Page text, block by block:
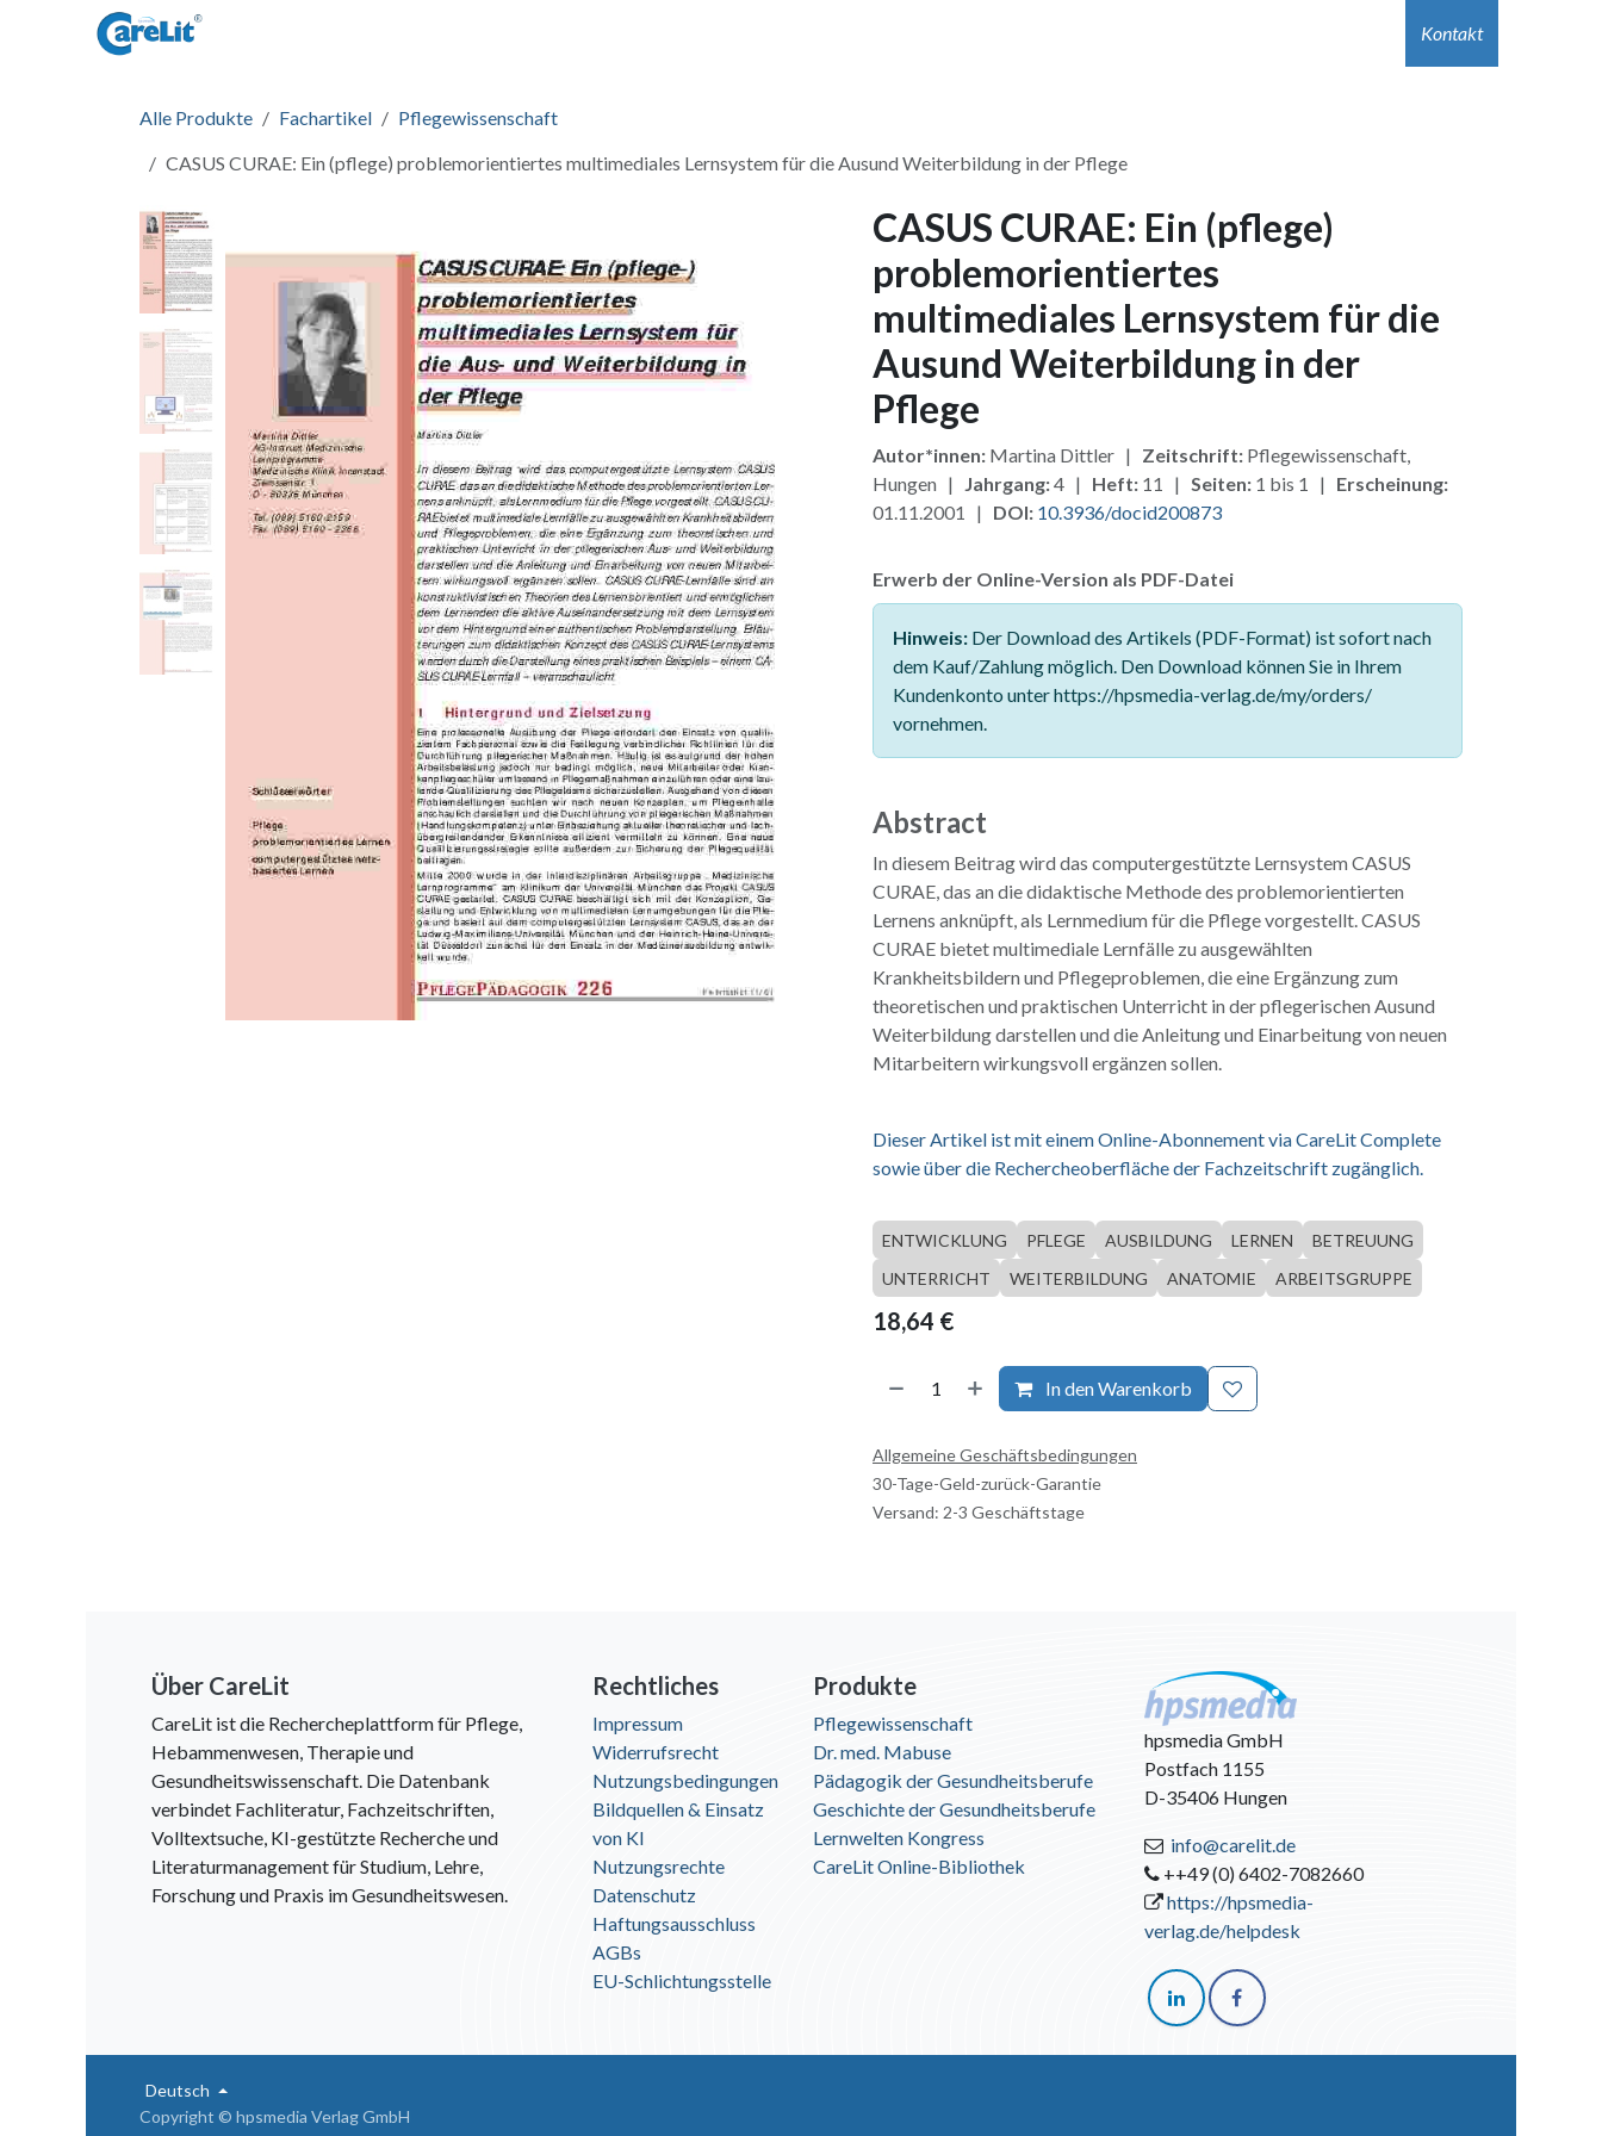
Zum Inhalt springen
Kontakt
Alle Produkte Fachartikel
Pflegewissenschaft
CASUS CURAE: Ein (pflege) problemorientiertes multimediales Lernsystem für die Ausund Weiterbildung in der Pflege
CASUS CURAE: Ein (pflege)
problemorientiertes
multimediales Lernsystem für die
Ausund Weiterbildung in der
Pflege
Autor*innen: Martina Dittler | Zeitschrift: Pflegewissenschaft,
Hungen | Jahrgang:4 | Heft: 11 | Seiten: 1 bis 1 | Erscheinung:
01.11.2001 | DOI: 10.3936/docid200873
Erwerb der Online-Version als PDF-Datei
Hinweis: Der Download des Artikels (PDF-Format) ist sofort nach
dem Kauf/Zahlung möglich. Den Download können Sie in Ihrem
Kundenkonto unter https://hpsmedia-verlag.de/my/orders/
vornehmen.
Abstract
In diesem Beitrag wird das computergestützte Lernsystem CASUS
CURAE, das an die didaktische Methode des problemorientierten
Lernens anknüpft, als Lernmedium für die Pflege vorgestellt. CASUS
CURAE bietet multimediale Lernfälle zu ausgewählten
Krankheitsbildern und Pflegeproblemen, die eine Ergänzung zum
theoretischen und praktischen Unterricht in der pflegerischen Ausund
Weiterbildung darstellen und die Anleitung und Einarbeitung von neuen
Mitarbeitern wirkungsvoll ergänzen sollen.
Dieser Artikel ist mit einem Online-Abonnement via CareLit Complete
sowie über die Rechercheoberfläche der Fachzeitschrift zugänglich.
ENTWICKLUNG PFLEGE AUSBILDUNG LERNEN
BETREUUNG
UNTERRICHT
WEITERBILDUNG ANATOMIE ARBEITSGRUPPE
18,64 €
In den Warenkorb
Allgemeine Geschäftsbedingungen
30-Tage-Geld-zurück-Garantie
Versand: 2-3 Geschäftstage
Über CareLit
CareLit ist die Rechercheplattform für Pflege,
Hebammenwesen, Therapie und
Gesundheitswissenschaft. Die Datenbank
verbindet Fachliteratur, Fachzeitschriften,
Volltextsuche, KI-gestützte Recherche und
Literaturmanagement für Studium, Lehre,
Forschung und Praxis im Gesundheitswesen.
Rechtliches
Impressum
Widerrufsrecht
Nutzungsbedingungen
Bildquellen & Einsatz
von KI
Nutzungsrechte
Datenschutz
Haftungsausschluss
AGBs
EU-Schlichtungsstelle
Produkte
Pflegewissenschaft
Dr. med. Mabuse
Pädagogik der Gesundheitsberufe
Geschichte der Gesundheitsberufe
Lernwelten Kongress
CareLit Online-Bibliothek
hpsmedia GmbH
Postfach 1155
D-35406 Hungen
info@carelit.de
++49 (0) 6402-7082660
https://hpsmedia-
verlag.de/helpdesk
Copyright © hpsmedia Verlag GmbH
Deutsch